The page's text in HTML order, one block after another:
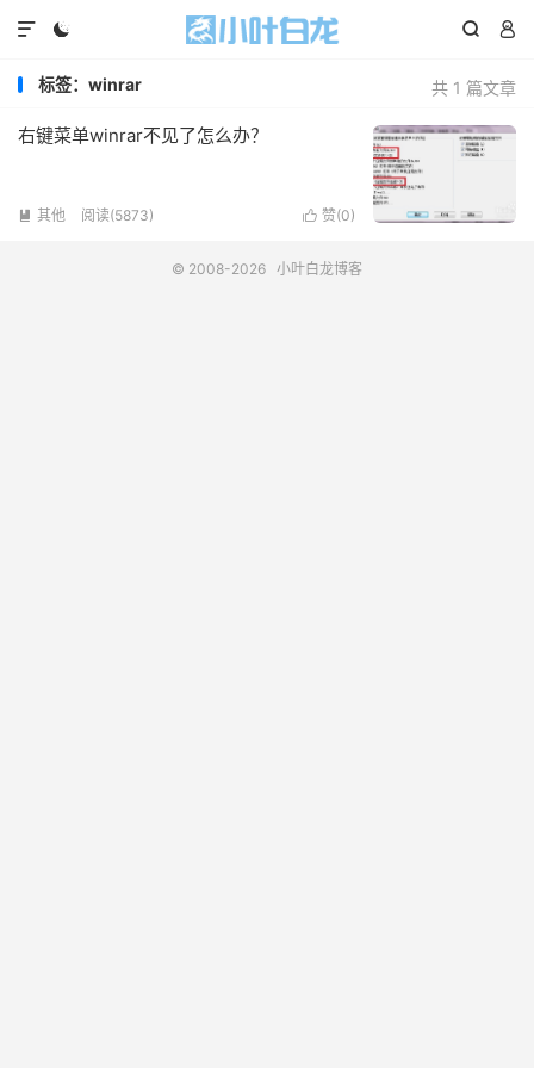
  

共 1 篇文章
标签：winrar
右键菜单winrar不见了怎么办？
 赞(0)
 其他 阅读(5873)
© 2008-2026 小叶白龙博客